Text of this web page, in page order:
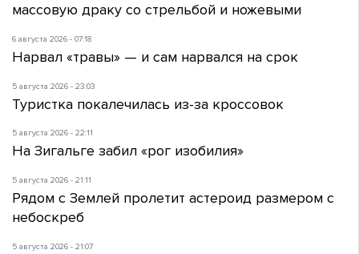
массовую драку со стрельбой и ножевыми
6 августа 2026 - 07:18
Нарвал «травы» — и сам нарвался на срок
5 августа 2026 - 23:03
Туристка покалечилась из-за кроссовок
5 августа 2026 - 22:11
На Зигальге забил «рог изобилия»
5 августа 2026 - 21:11
Рядом с Землей пролетит астероид размером с
небоскреб
5 августа 2026 - 21:07